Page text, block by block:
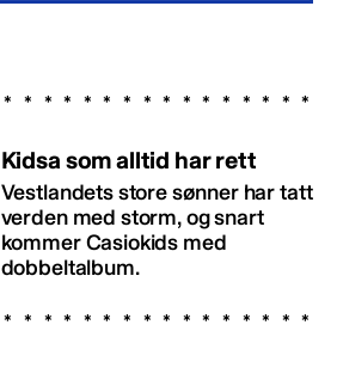
Kidsa som alltid har rett
Vestlandets store sønner har tatt
verden med storm, og snart
kommer Casiokids med
dobbeltalbum.